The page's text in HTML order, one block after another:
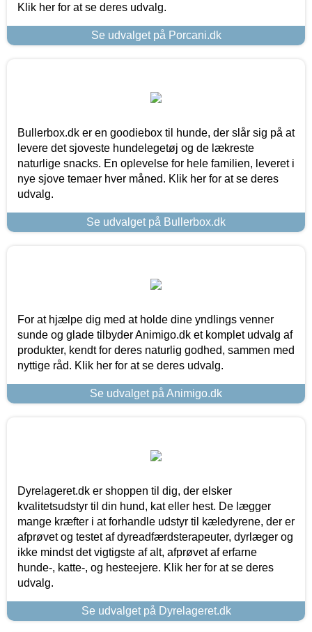
Klik her for at se deres udvalg.
Se udvalget på Porcani.dk
Bullerbox.dk er en goodiebox til hunde, der slår sig på at
levere det sjoveste hundelegetøj og de lækreste
naturlige snacks. En oplevelse for hele familien, leveret i
nye sjove temaer hver måned. Klik her for at se deres
udvalg.
Se udvalget på Bullerbox.dk
For at hjælpe dig med at holde dine yndlings venner
sunde og glade tilbyder Animigo.dk et komplet udvalg af
produkter, kendt for deres naturlig godhed, sammen med
nyttige råd. Klik her for at se deres udvalg.
Se udvalget på Animigo.dk
Dyrelageret.dk er shoppen til dig, der elsker
kvalitetsudstyr til din hund, kat eller hest. De lægger
mange kræfter i at forhandle udstyr til kæledyrene, der er
afprøvet og testet af dyreadfærdsterapeuter, dyrlæger og
ikke mindst det vigtigste af alt, afprøvet af erfarne
hunde-, katte-, og hesteejere. Klik her for at se deres
udvalg.
Se udvalget på Dyrelageret.dk